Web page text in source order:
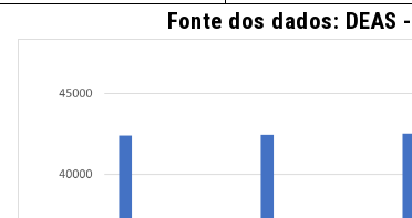
Fonte dos dados: DEAS